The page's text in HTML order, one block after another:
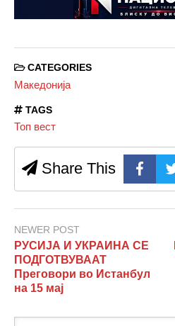
CATEGORIES
Македонија
TAGS
Топ вест
Share This
NEWER POST
РУСИЈА И УКРАИНА СЕ
ПОДГОТВУВААТ
Преговори во Истанбул
на 15 мај